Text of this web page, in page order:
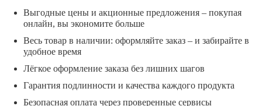
Выгодные цены и акционные предложения – покупая
онлайн, вы экономите больше
Весь товар в наличии: оформляйте заказ – и забирайте в
удобное время
Лёгкое оформление заказа без лишних шагов
Гарантия подлинности и качества каждого продукта
Безопасная оплата через проверенные сервисы